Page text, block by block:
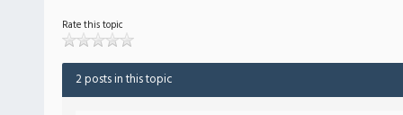
Rate this topic
2 posts in this topic